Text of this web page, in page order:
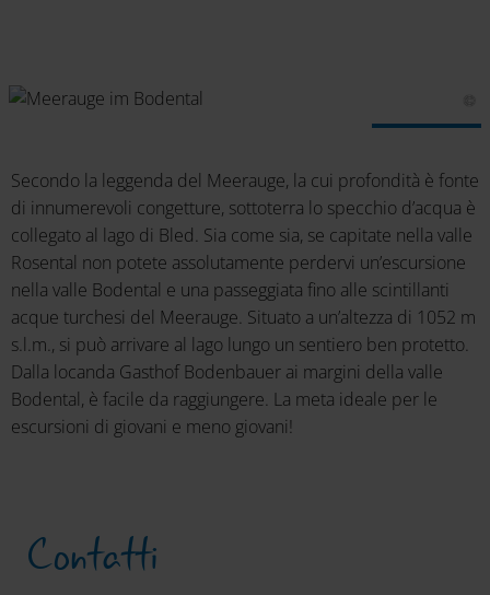
Secondo la leggenda del Meerauge, la cui profondità è fonte
di innumerevoli congetture, sottoterra lo specchio d’acqua è
collegato al lago di Bled. Sia come sia, se capitate nella valle
Rosental non potete assolutamente perdervi un’escursione
nella valle Bodental e una passeggiata fino alle scintillanti
acque turchesi del Meerauge. Situato a un’altezza di 1052 m
s.l.m., si può arrivare al lago lungo un sentiero ben protetto.
Dalla locanda Gasthof Bodenbauer ai margini della valle
Bodental, è facile da raggiungere. La meta ideale per le
escursioni di giovani e meno giovani!
Contatti